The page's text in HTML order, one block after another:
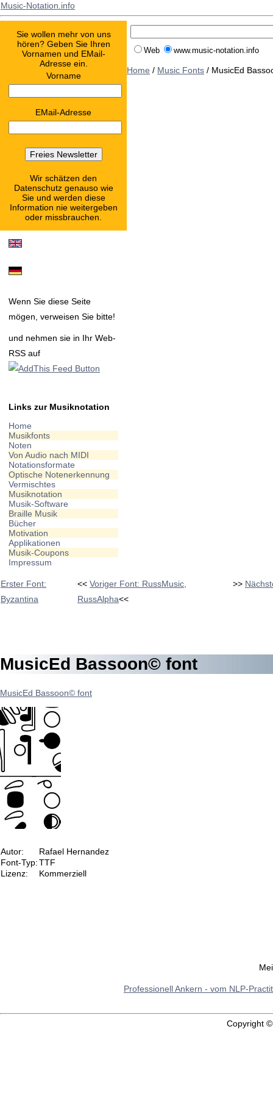
Music-Notation.info
Sie wollen mehr von uns
hören? Geben Sie Ihren
Vornamen und EMail-
Adresse ein.
Vorname
EMail-Adresse
Wir schätzen den
Datenschutz genauso wie
Sie und werden diese
Information nie weitergeben
oder missbrauchen.
Wenn Sie diese Seite
mögen, verweisen Sie bitte!
und nehmen sie in Ihr Web-
RSS auf
Links zur Musiknotation
Home
Musikfonts
Noten
Von Audio nach MIDI
Notationsformate
Optische Notenerkennung
Vermischtes
Musiknotation
Musik-Software
Braille Musik
Bücher
Motivation
Applikationen
Musik-Coupons
Impressum
Web www.music-notation.info
Home / Music Fonts / MusicEd
Erster Font:
Byzantina
<< Voriger Font: RussMusic,
RussAlpha<<
>>
MusicEd Bassoon© font
MusicEd Bassoon© font
Autor:
Rafael Hernandez
Font-Typ:TTF
Lizenz:
Kommerziell
Professionell Ankern - vom NLP-
Copyright